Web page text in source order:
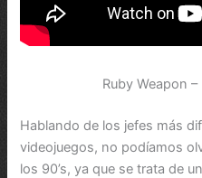
Ruby Weapon
Hablando de los jefes más
videojuegos, no podíamos
los 90’s, ya que se trata de